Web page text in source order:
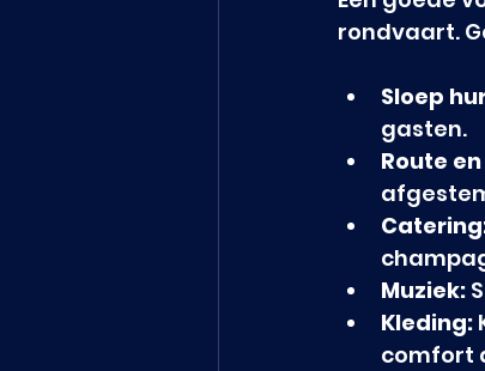
rondvaart.
Sloep
gasten.
Route
Muziek:
Kleding:
comfort